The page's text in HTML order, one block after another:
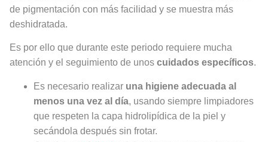
de pigmentación con más facilidad y se muestra más
deshidratada.
Es por ello que durante este periodo requiere mucha
atención y el seguimiento de unos cuidados específicos.
Es necesario realizar una higiene adecuada al
menos una vez al día, usando siempre limpiadores
que respeten la capa hidrolipídica de la piel y
secándola después sin frotar.